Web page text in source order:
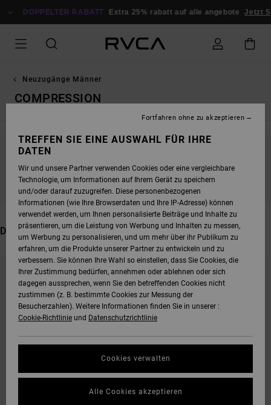
ZUR
RABATT Extra 25% rabatt auf alle angebote Jetzt Sparen
Neuzugänge Männer
COMPRESSION
BLEIB DABEI, DIE PRODUKTE SIND BALD
WIEDER DA
DAS KÖNNTE DIR AUCH GEFALLEN
DIREKT
FILTERKRITERIEN
ÜBERSPRINGEN
FILTERN
TREFFEN SIE EINE AUSWAHL FÜR IHRE
DATEN
Wir und unsere Partner verwenden Cookies oder eine vergleichbare
Technologie, um Informationen auf Ihrem Gerät zu speichern
und/oder darauf zuzugreifen. Diese personenbezogenen
Informationen (wie Ihre Browserdaten und Ihre IP-Adresse) können
verwendet werden, um Ihnen personalisierte Beiträge und Inhalte zu
präsentieren, um die Leistung von Werbung und Inhalten zu messen,
um Werbung zu personalisieren, und um mehr über ihr Publikum zu
erfahren, um die Produkte unserer Partner zu entwickeln und zu
verbessern. Sie können Ihre Wahl so einstellen, dass Sie Cookies, die
Ihrer Zustimmung bedürfen, annehmen oder ablehnen oder sich
dagegen aussprechen, wenn Sie den betreffenden Cookies nicht
zustimmen (z. B. bestimmte Cookies zur Messung der
Besucherzahlen). Weitere Informationen finden Sie in unserer :
Cookie-Richtlinie und Datenschutzrichtlinie
Cookies verwalten
Fortfahren ohne zu akzeptieren
Alle Cookies akzeptieren